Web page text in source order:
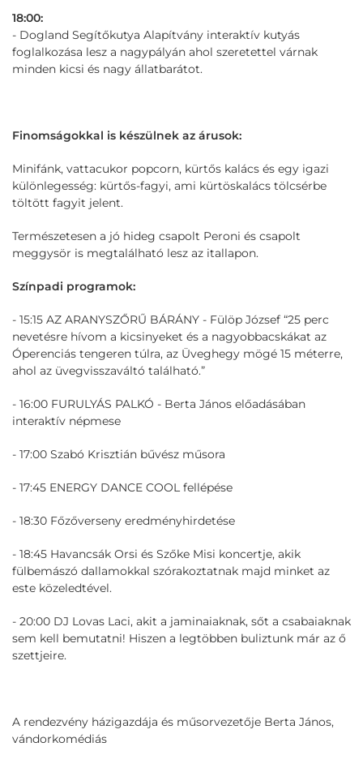
18:00:
- Dogland Segítőkutya Alapítvány interaktív kutyás
foglalkozása lesz a nagypályán ahol szeretettel várnak
minden kicsi és nagy állatbarátot.
Finomságokkal is készülnek az árusok:
Minifánk, vattacukor popcorn, kürtős kalács és egy igazi
különlegesség: kürtős-fagyi, ami kürtöskalács tölcsérbe
töltött fagyit jelent.
Természetesen a jó hideg csapolt Peroni és csapolt
meggysör is megtalálható lesz az itallapon.
Színpadi programok:
- 15:15 AZ ARANYSZŐRŰ BÁRÁNY - Fülöp József “25 perc
nevetésre hívom a kicsinyeket és a nagyobbacskákat az
Óperenciás tengeren túlra, az Üveghegy mögé 15 méterre,
ahol az üvegvisszaváltó található.”
- 16:00 FURULYÁS PALKÓ - Berta János előadásában
interaktív népmese
- 17:00 Szabó Krisztián bűvész műsora
- 17:45 ENERGY DANCE COOL fellépése
- 18:30 Főzőverseny eredményhirdetése
- 18:45 Havancsák Orsi és Szőke Misi koncertje, akik
fülbemászó dallamokkal szórakoztatnak majd minket az
este közeledtével.
- 20:00 DJ Lovas Laci, akit a jaminaiaknak, sőt a csabaiaknak
sem kell bemutatni! Hiszen a legtöbben buliztunk már az ő
szettjeire.
A rendezvény házigazdája és műsorvezetője Berta János,
vándorkomédiás